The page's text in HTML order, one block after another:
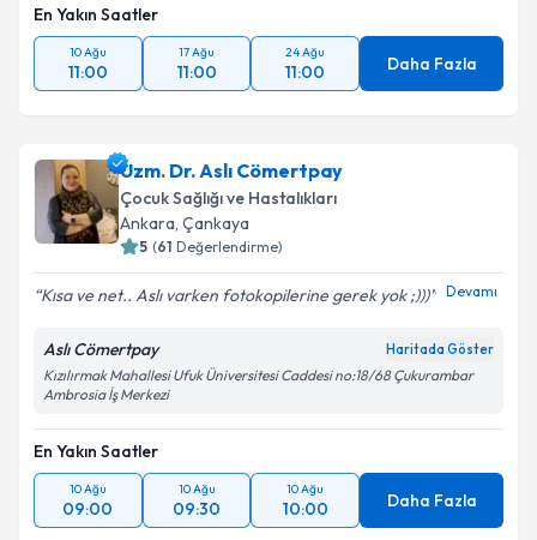
En Yakın Saatler
10 Ağu
11:00
17 Ağu
11:00
24 Ağu
11:00 Daha Fazla
Uzm. Dr. Aslı Cömertpay
Çocuk Sağlığı ve Hastalıkları
Ankara, Çankaya
5 (61 Değerlendirme)
Kısa ve net.. Aslı varken fotokopilerine gerek yok ;))) Devamı
Aslı Cömertpay Haritada Göster
Kızılırmak Mahallesi Ufuk Üniversitesi Caddesi no:18/68 Çukurambar
Ambrosia İş Merkezi
En Yakın Saatler
10 Ağu
09:00
10 Ağu
09:30
10 Ağu
10:00 Daha Fazla